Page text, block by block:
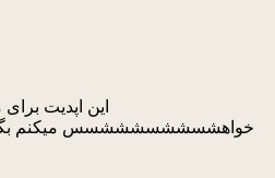
این اپدیت
خواهشسششسشششسس میکنم بگید